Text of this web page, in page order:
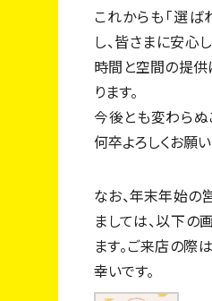
私たちに
事業
採用
エントリー・
これからも「選ば
し、皆さまに安心
時間と空間の提供
ります。
今後とも変わらぬ
何卒よろしくお願
なお、年末年始の
ましては、以下の
ます。ご来店の際
幸いです。